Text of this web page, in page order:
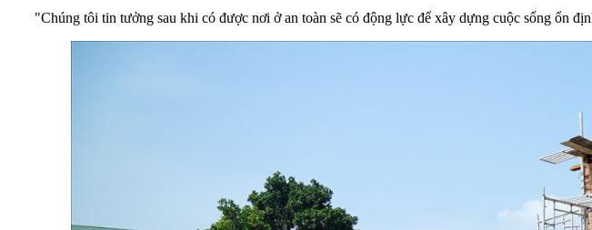
"Chúng tôi tin tưởng sau khi có được nơi ở an toàn sẽ có động lực để xây dựng cuộc sống ổn